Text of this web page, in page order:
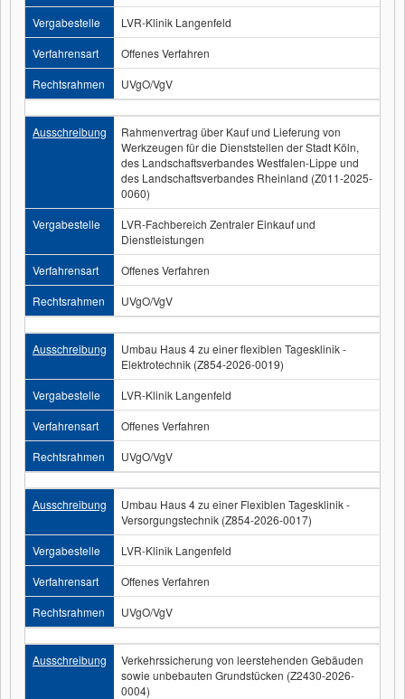
Vergabestelle
LVR-Klinik Langenfeld
Verfahrensart
Offenes Verfahren
Rechtsrahmen
UVgO/VgV
Ausschreibung
Rahmenvertrag über Kauf und Lieferung von
Werkzeugen für die Dienststellen der Stadt Köln,
des Landschaftsverbandes Westfalen-Lippe und
des Landschaftsverbandes Rheinland (Z011-2025-
0060)
Vergabestelle
LVR-Fachbereich Zentraler Einkauf und
Dienstleistungen
Verfahrensart
Offenes Verfahren
Rechtsrahmen
UVgO/VgV
Ausschreibung
Umbau Haus 4 zu einer flexiblen Tagesklinik -
Elektrotechnik (Z854-2026-0019)
Vergabestelle
LVR-Klinik Langenfeld
Verfahrensart
Offenes Verfahren
Rechtsrahmen
UVgO/VgV
Ausschreibung
Umbau Haus 4 zu einer Flexiblen Tagesklinik -
Versorgungstechnik (Z854-2026-0017)
Vergabestelle
LVR-Klinik Langenfeld
Verfahrensart
Offenes Verfahren
Rechtsrahmen
UVgO/VgV
Ausschreibung
Verkehrssicherung von leerstehenden Gebäuden
sowie unbebauten Grundstücken (Z2430-2026-
0004)